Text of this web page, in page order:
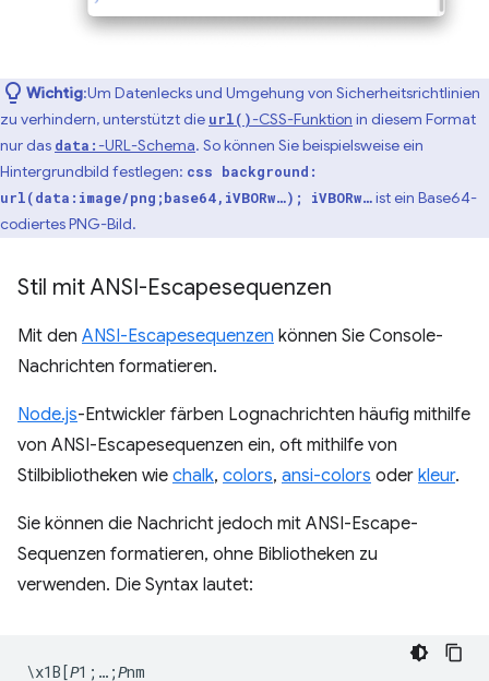
Wichtig:Um Datenlecks und Umgehung von Sicherheitsrichtlinien
zu verhindern, unterstützt die url()-CSS-Funktion in diesem Format
nur das data: -URL-Schema. So können Sie beispielsweise ein
Hintergrundbild festlegen: css background:
url(data:image/png;base64,iVBORw…); iVBORw…ist ein Base64-
codiertes PNG-Bild.
Stil mit ANSI-Escapesequenzen
Mit den ANSI-Escapesequenzen können Sie Console-
Nachrichten formatieren.
Node.js-Entwickler färben Lognachrichten häufig mithilfe
von ANSI-Escapesequenzen ein, oft mithilfe von
Stilbibliotheken wie chalk, colors, ansi-colors oder kleur.
Sie können die Nachricht jedoch mit ANSI-Escape-
Sequenzen formatieren, ohne Bibliotheken zu
verwenden. Die Syntax lautet: